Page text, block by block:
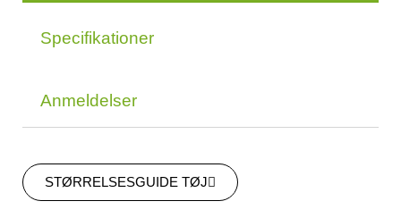
Specifikationer
Anmeldelser
STØRRELSESGUIDE TØJ